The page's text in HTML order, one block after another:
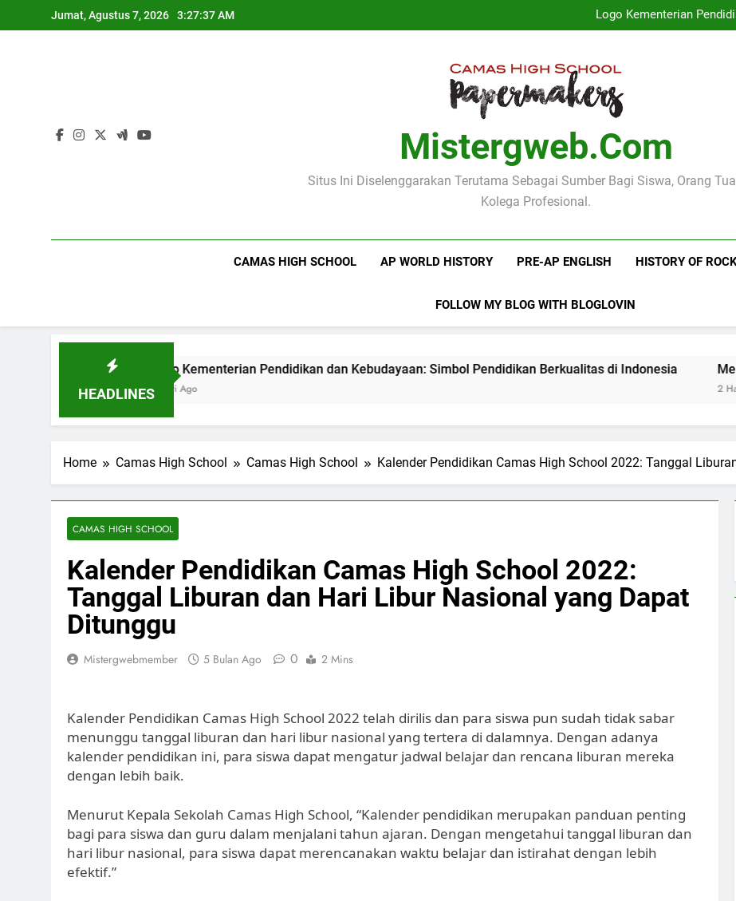
to
Jumat, Agustus 7, 2026 3:27:38 AM
Logo Kementerian
Mengenal Poster Pendidikan
Logo Kementerian
Mengenal Poster Pendidikan
Mengenang Pidato Hari
Mistergweb.com
Situs Ini Diselenggarakan Terutama Sebagai Sumber Bagi Siswa, Orang
Kolega Profesional.
CAMAS HIGH SCHOOL AP WORLD HISTORY PRE-AP ENGLISH HISTORY OF
FOLLOW MY BLOG WITH BLOGLOVIN
HEADLINES
Logo Kementerian Pendidikan dan Kebudayaan: Simbol Pendidikan Berkualitas di Indonesia
2 Hari Ago
Mengenal
Home Camas High School Camas High School Kalender Pendidikan Camas High School 2022: Tanggal
CAMAS HIGH SCHOOL
Kalender Pendidikan Camas High School 2022:
Tanggal Liburan dan Hari Libur Nasional yang Dapat
Ditunggu
Mistergwebmember 5 Bulan Ago 0 2 Mins
Kalender Pendidikan Camas High School 2022 telah dirilis dan para siswa pun sudah tidak sabar
menunggu tanggal liburan dan hari libur nasional yang tertera di dalamnya. Dengan adanya
kalender pendidikan ini, para siswa dapat mengatur jadwal belajar dan rencana liburan mereka
dengan lebih baik.
Menurut Kepala Sekolah Camas High School, “Kalender pendidikan merupakan panduan penting
bagi para siswa dan guru dalam menjalani tahun ajaran. Dengan mengetahui tanggal liburan dan
hari libur nasional, para siswa dapat merencanakan waktu belajar dan istirahat dengan lebih
efektif.”